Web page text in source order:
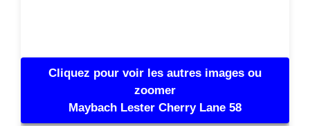
Cliquez pour voir les autres images ou
zoomer
Maybach Lester Cherry Lane 58